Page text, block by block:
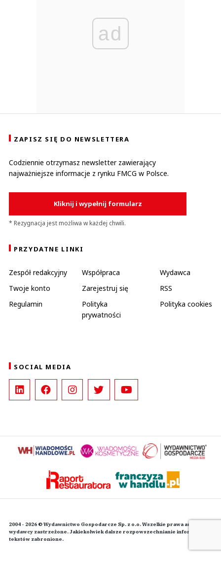
ad
ZAPISZ SIĘ DO NEWSLETTERA
Codziennie otrzymasz newsletter zawierający
najważniejsze informacje z rynku FMCG w Polsce.
Kliknij i wypełnij formularz
* Rezygnacja jest możliwa w każdej chwili.
PRZYDATNE LINKI
Zespół redakcyjny Współpraca
Wydawca
Twoje konto
Zarejestruj się
RSS
Regulamin
Polityka
prywatności
Polityka cookies
SOCIAL MEDIA
2004 - 2026 © Wydawnictwo Gospodarcze Sp. z o.o. Wszelkie prawa autorskie
wydawcy zastrzeżone. Jakiekolwiek dalsze rozpowszechnianie informacji i
tekstów zabronione.